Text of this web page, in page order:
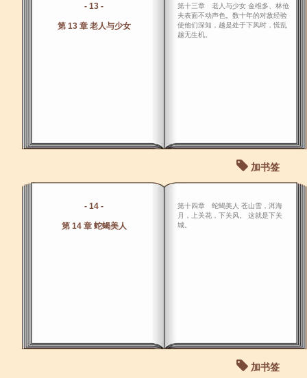
- 13 -
第 13 章 老人与少女
第十三章 老人与少女 金维多、林伧
夫表面不动声色。数十年的对敌经验
使他们深知，越是处于下风时，慌乱
越无生机。
加书签
- 14 -
第 14 章 蛇蝎美人
第十四章 蛇蝎美人 苍山雪，洱海
月，上关花，下关风。 这就是下关
城。
加书签